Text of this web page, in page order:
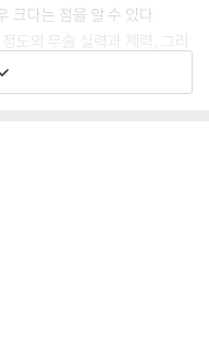
크다는 점을 알 수 있다.
도의 무술 실력과 체력, 그리
뛰어난 추리력을 가진 셜록
연 무엇일까? 미국 탄광촌에
결말이 담긴 홈즈와 그의 숙